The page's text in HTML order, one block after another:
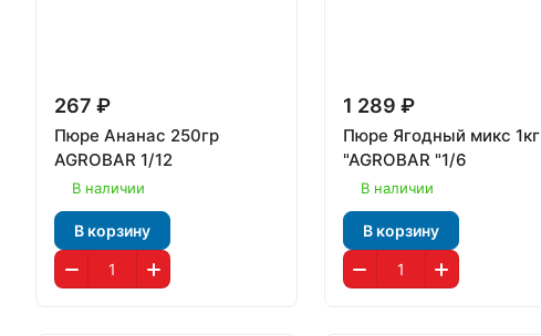
267 ₽
Пюре Ананас 250гр
AGROBAR 1/12
В наличии
В корзину
1 289 ₽
Пюре Ягодный микс 1кг
"AGROBAR "1/6
В наличии
В корзину